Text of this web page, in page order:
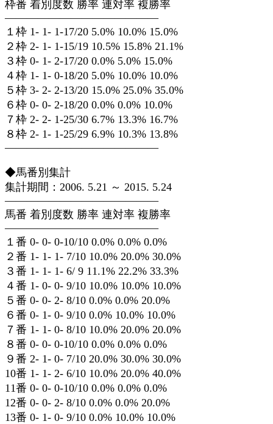
枠番 着別度数 勝率 連対率 複勝率
——————————————
１枠 1- 1- 1-17/20 5.0% 10.0% 15.0%
２枠 2- 1- 1-15/19 10.5% 15.8% 21.1%
３枠 0- 1- 2-17/20 0.0% 5.0% 15.0%
４枠 1- 1- 0-18/20 5.0% 10.0% 10.0%
５枠 3- 2- 2-13/20 15.0% 25.0% 35.0%
６枠 0- 0- 2-18/20 0.0% 0.0% 10.0%
７枠 2- 2- 1-25/30 6.7% 13.3% 16.7%
８枠 2- 1- 1-25/29 6.9% 10.3% 13.8%
——————————————
◆馬番別集計
集計期間：2006. 5.21 ～ 2015. 5.24
——————————————
馬番 着別度数 勝率 連対率 複勝率
——————————————
１番 0- 0- 0-10/10 0.0% 0.0% 0.0%
２番 1- 1- 1- 7/10 10.0% 20.0% 30.0%
３番 1- 1- 1- 6/ 9 11.1% 22.2% 33.3%
４番 1- 0- 0- 9/10 10.0% 10.0% 10.0%
５番 0- 0- 2- 8/10 0.0% 0.0% 20.0%
６番 0- 1- 0- 9/10 0.0% 10.0% 10.0%
７番 1- 1- 0- 8/10 10.0% 20.0% 20.0%
８番 0- 0- 0-10/10 0.0% 0.0% 0.0%
９番 2- 1- 0- 7/10 20.0% 30.0% 30.0%
10番 1- 1- 2- 6/10 10.0% 20.0% 40.0%
11番 0- 0- 0-10/10 0.0% 0.0% 0.0%
12番 0- 0- 2- 8/10 0.0% 0.0% 20.0%
13番 0- 1- 0- 9/10 0.0% 10.0% 10.0%